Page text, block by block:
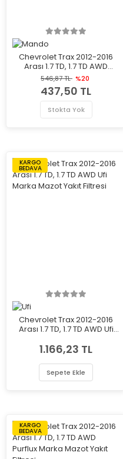
Chevrolet Trax 2012-2016
Arası 1.7 TD, 1.7 TD AWD
Mando Marka Mazot Yakıt
Filtresi
546,87 TL %20
437,50 TL
Stokta Yok
KARGO
BEDAVA
Chevrolet Trax 2012-2016
Arası 1.7 TD, 1.7 TD AWD Ufi
1.166,23 TL
Sepete Ekle
KARGO
BEDAVA